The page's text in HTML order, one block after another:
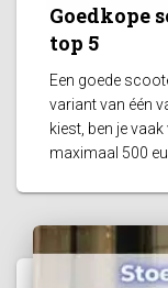
Goedkope
top 5
Een goede
variant van één
kiest, ben je
maximaal 500